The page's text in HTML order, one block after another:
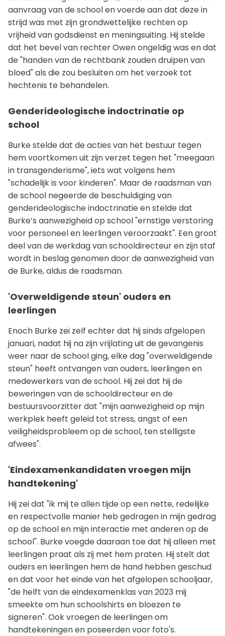
aanvraag van de school en voerde aan dat deze in
strijd was met zijn grondwettelijke rechten op
vrijheid van godsdienst en meningsuiting. Hij stelde
dat het bevel van rechter Owen ongeldig was en dat
de "handen van de rechtbank zouden druipen van
bloed" als die zou besluiten om het verzoek tot
hechtenis te behandelen.
Genderideologische indoctrinatie op
school
Burke stelde dat de acties van het bestuur tegen
hem voortkomen uit zijn verzet tegen het "meegaan
in transgenderisme", iets wat volgens hem
"schadelijk is voor kinderen". Maar de raadsman van
de school negeerde de beschuldiging van
genderideologische indoctrinatie en stelde dat
Burke’s aanwezigheid op school "ernstige verstoring
voor personeel en leerlingen veroorzaakt". Een groot
deel van de werkdag van schooldirecteur en zijn staf
wordt in beslag genomen door de aanwezigheid van
de Burke, aldus de raadsman.
'Overweldigende steun' ouders en
leerlingen
Enoch Burke zei zelf echter dat hij sinds afgelopen
januari, nadat hij na zijn vrijlating uit de gevangenis
weer naar de school ging, elke dag "overweldigende
steun" heeft ontvangen van ouders, leerlingen en
medewerkers van de school. Hij zei dat hij de
beweringen van de schooldirecteur en de
bestuursvoorzitter dat "mijn aanwezigheid op mijn
werkplek heeft geleid tot stress, angst of een
veiligheidsprobleem op de school, ten stelligste
afwees".
'Eindexamenkandidaten vroegen mijn
handtekening'
Hij zei dat "ik mij te allen tijde op een nette, redelijke
en respectvolle manier heb gedragen in mijn gedrag
op de school en mijn interactie met anderen op de
school". Burke voegde daaraan toe dat hij alleen met
leerlingen praat als zij met hem praten. Hij stelt dat
ouders en leerlingen hem de hand hebben geschud
en dat voor het einde van het afgelopen schooljaar,
"de helft van de eindexamenklas van 2023 mij
smeekte om hun schoolshirts en bloezen te
signeren". Ook vroegen de leerlingen om
handtekeningen en poseerden voor foto's.